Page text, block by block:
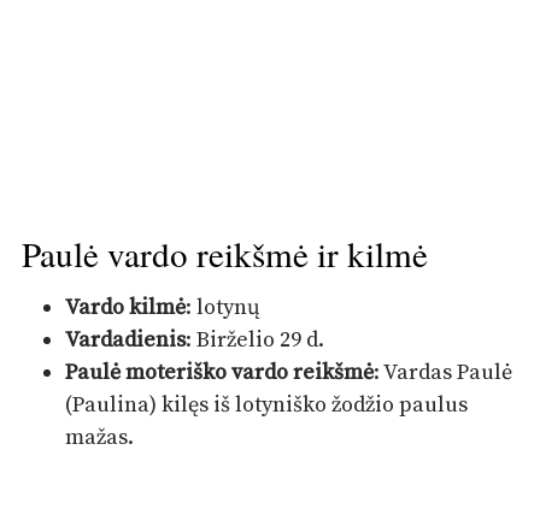
Paulė vardo reikšmė ir kilmė
Vardo kilmė: lotynų
Vardadienis: Birželio 29 d.
Paulė moteriško vardo reikšmė: Vardas Paulė
(Paulina) kilęs iš lotyniško žodžio paulus
mažas.